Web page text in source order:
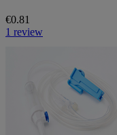
€0.81
1 review